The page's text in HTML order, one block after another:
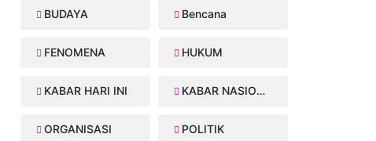
BUDAYA Bencana
FENOMENA HUKUM
KABAR HARI INI KABAR NASIONAL
ORGANISASI POLITIK